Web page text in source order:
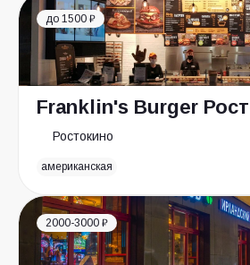
до 1500 ₽
Franklin's Burger
Ростокино
американская
2000-3000 ₽